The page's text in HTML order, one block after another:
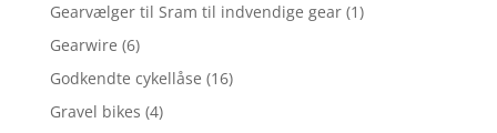
Gearvælger til Sram til indvendige gear (1)
Gearwire (6)
Godkendte cykellåse (16)
Gravel bikes (4)